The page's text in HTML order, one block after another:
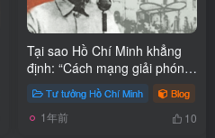
Games # Core Keeper
Tại sao Hồ Chí Minh khẳng
định: “Cách mạng giải phóng
dân tộc muốn thắng lợi thì
phải đi theo con đường cách
mạng vô sản”
Tư tưởng Hồ Chí Minh Blog
1年前 10